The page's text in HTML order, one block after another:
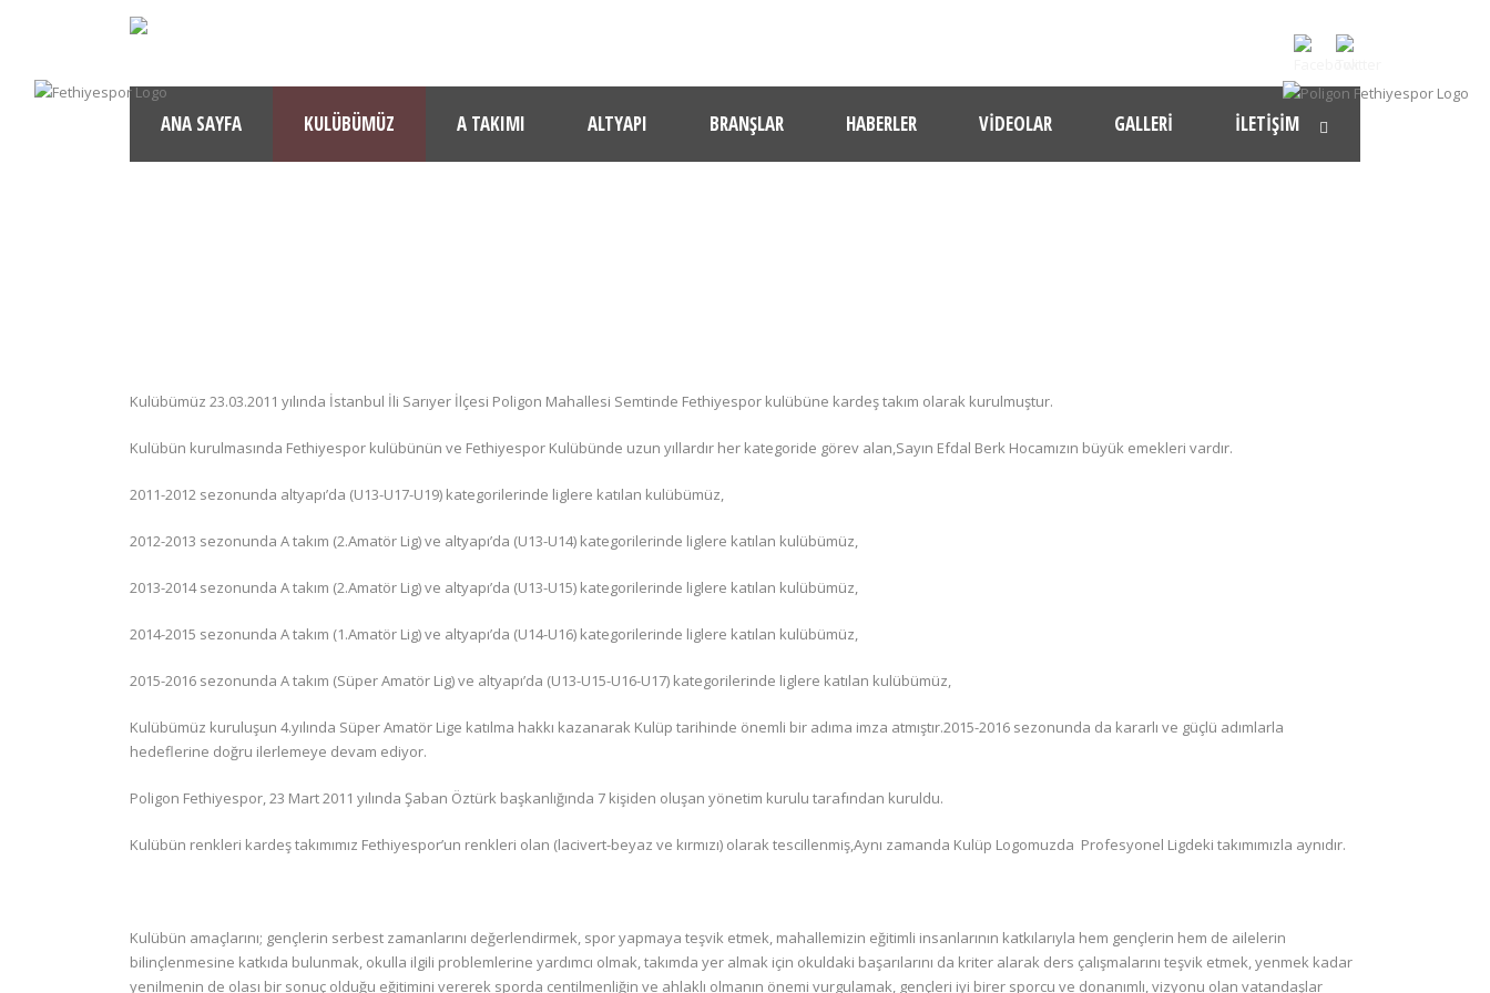
ANA SAYFA KULÜBÜMÜZ A TAKIMI ALTYAPI BRANŞLAR HABERLER VIDEOLAR GALLERI İLETIŞIM
Kulübümüz 23.03.2011 yılında İstanbul İli Sarıyer İlçesi Poligon Mahallesi Semtinde Fethiyespor kulübüne kardeş takım olarak kurulmuştur.
Kulübün kurulmasında Fethiyespor kulübünün ve Fethiyespor Kulübünde uzun yıllardır her kategoride görev alan,Sayın Efdal Berk Hocamızın büyük emekleri vardır.
2011-2012 sezonunda altyapı’da (U13-U17-U19) kategorilerinde liglere katılan kulübümüz,
2012-2013 sezonunda A takım (2.Amatör Lig) ve altyapı’da (U13-U14) kategorilerinde liglere katılan kulübümüz,
2013-2014 sezonunda A takım (2.Amatör Lig) ve altyapı’da (U13-U15) kategorilerinde liglere katılan kulübümüz,
2014-2015 sezonunda A takım (1.Amatör Lig) ve altyapı’da (U14-U16) kategorilerinde liglere katılan kulübümüz,
2015-2016 sezonunda A takım (Süper Amatör Lig) ve altyapı’da (U13-U15-U16-U17) kategorilerinde liglere katılan kulübümüz,
Kulübümüz kuruluşun 4.yılında Süper Amatör Lige katılma hakkı kazanarak Kulüp tarihinde önemli bir adıma imza atmıştır.2015-2016 sezonunda da kararlı ve güçlü adımlarla
hedeflerine doğru ilerlemeye devam ediyor.
Poligon Fethiyespor, 23 Mart 2011 yılında Şaban Öztürk başkanlığında 7 kişiden oluşan yönetim kurulu tarafından kuruldu.
Kulübün renkleri kardeş takımımız Fethiyespor’un renkleri olan (lacivert-beyaz ve kırmızı) olarak tescillenmiş,Aynı zamanda Kulüp Logomuzda Profesyonel Ligdeki takımımızla aynıdır.
Kulübün amaçlarını; gençlerin serbest zamanlarını değerlendirmek, spor yapmaya teşvik etmek, mahallemizin eğitimli insanlarının katkılarıyla hem gençlerin hem de ailelerin
bilinçlenmesine katkıda bulunmak, okulla ilgili problemlerine yardımcı olmak, takımda yer almak için okuldaki başarılarını da kriter alarak ders çalışmalarını teşvik etmek, yenmek kadar
yenilmenin de olası bir sonuç olduğu eğitimini vererek sporda centilmenliğin ve ahlaklı olmanın önemi vurgulamak, gençleri iyi birer sporcu ve donanımlı, vizyonu olan vatandaşlar